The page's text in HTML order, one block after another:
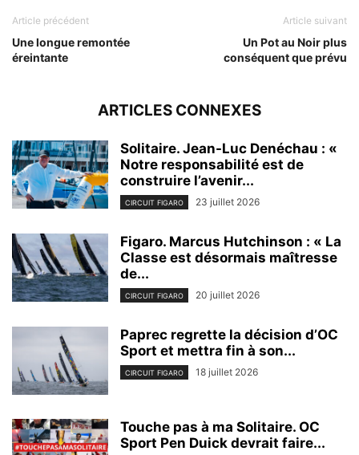
Article précédent
Une longue remontée
éreintante
Article suivant
Un Pot au Noir plus
conséquent que prévu
ARTICLES CONNEXES
Solitaire. Jean-Luc Denéchau : «
Notre responsabilité est de
construire l’avenir...
CIRCUIT FIGARO 23 juillet 2026
Figaro. Marcus Hutchinson : « La
Classe est désormais maîtresse
de...
CIRCUIT FIGARO 20 juillet 2026
Paprec regrette la décision d’OC
Sport et mettra fin à son...
CIRCUIT FIGARO 18 juillet 2026
Touche pas à ma Solitaire. OC
Sport Pen Duick devrait faire...